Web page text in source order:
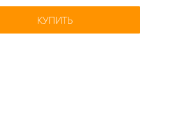
КУПИТЬ